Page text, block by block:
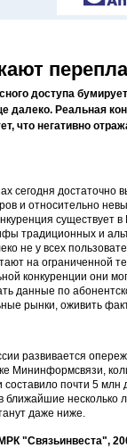
доступа
далеко. Реальная
что негативно
сегодня достаточно
и относительно
существует
традиционных и
не у всех
на ограниченной
конкуренции они
данные по
рынки, оживить
развивается
Мининформсвязи,
почти 5 млн
несколько
даже ниже.
"Связьинвеста",